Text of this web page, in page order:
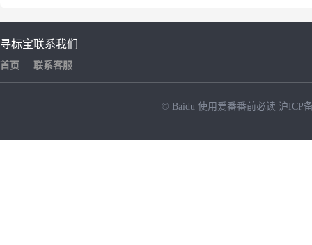
寻标宝
首页
联系我们
联系客服
© Baidu 使用爱番番前必读 沪ICP